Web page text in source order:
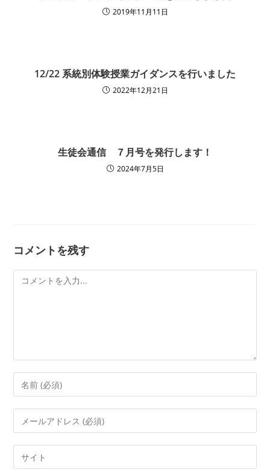
2019年11月11日
12/22 系統別体験授業ガイダンスを行いました
2022年12月21日
生徒会通信 ７月号を発行します！
2024年7月5日
コメントを残す
メ
ン
る
名
ー
ル
ア
Web
サ